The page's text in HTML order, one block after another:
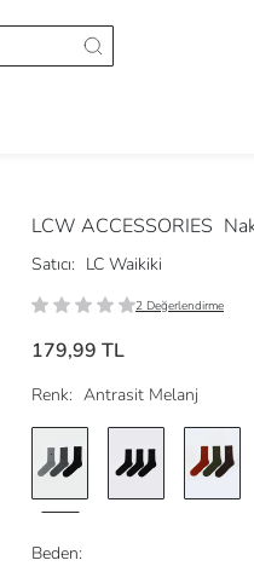
LCW ACCESSORIES
Satıcı: LC Waikiki
2 Değerlendirme
179,99 TL
Renk: Antrasit Melanj
Beden: